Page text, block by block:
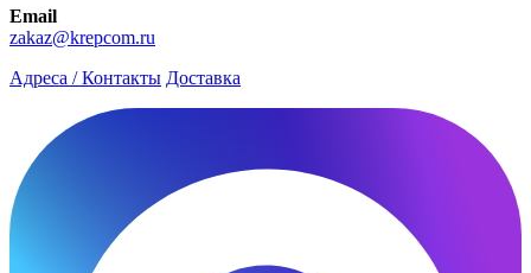
Email
zakaz@krepcom.ru
Адреса / Контакты Доставка